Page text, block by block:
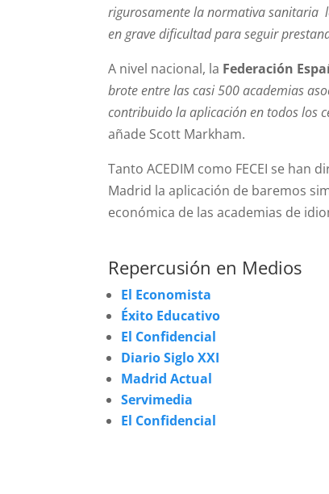
rigurosamente la normativa sanitaria
en grave dificultad para seguir
A nivel nacional, la Federación
brote entre las casi 500 academias
contribuido la aplicación en todos los
añade Scott Markham.
Tanto ACEDIM como FECEI se han
Madrid la aplicación de baremos
económica de las academias de
Repercusión en Medios
El Economista
Éxito Educativo
El Confidencial
Diario Siglo XXI
Madrid Actual
Servimedia
El Confidencial